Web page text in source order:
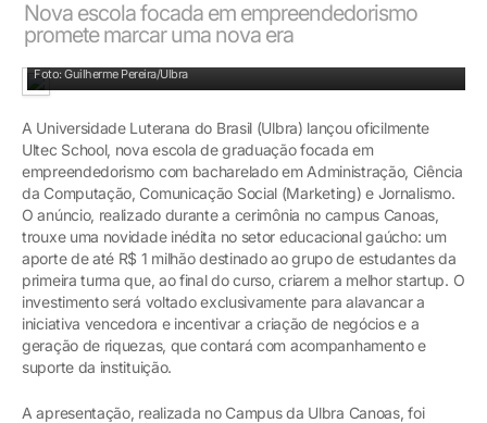
Nova escola focada em empreendedorismo
promete marcar uma nova era
Foto: Guilherme Pereira/Ulbra
A Universidade Luterana do Brasil (Ulbra) lançou oficilmente
Ultec School, nova escola de graduação focada em
empreendedorismo com bacharelado em Administração, Ciência
da Computação, Comunicação Social (Marketing) e Jornalismo.
O anúncio, realizado durante a cerimônia no campus Canoas,
trouxe uma novidade inédita no setor educacional gaúcho: um
aporte de até R$ 1 milhão destinado ao grupo de estudantes da
primeira turma que, ao final do curso, criarem a melhor startup. O
investimento será voltado exclusivamente para alavancar a
iniciativa vencedora e incentivar a criação de negócios e a
geração de riquezas, que contará com acompanhamento e
suporte da instituição.
A apresentação, realizada no Campus da Ulbra Canoas, foi